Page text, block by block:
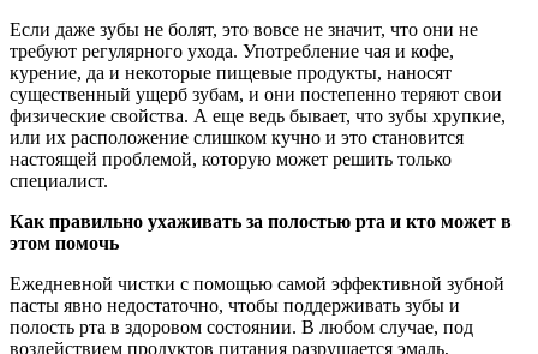
Если даже зубы не болят, это вовсе не значит, что они не
требуют регулярного ухода. Употребление чая и кофе,
курение, да и некоторые пищевые продукты, наносят
существенный ущерб зубам, и они постепенно теряют свои
физические свойства. А еще ведь бывает, что зубы хрупкие,
или их расположение слишком кучно и это становится
настоящей проблемой, которую может решить только
специалист.
Как правильно ухаживать за полостью рта и кто может в
этом помочь
Ежедневной чистки с помощью самой эффективной зубной
пасты явно недостаточно, чтобы поддерживать зубы и
полость рта в здоровом состоянии. В любом случае, под
воздействием продуктов питания разрушается эмаль,